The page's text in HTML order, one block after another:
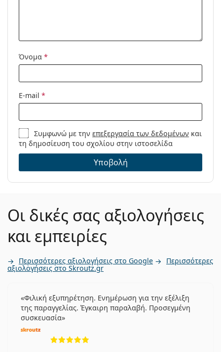
Όνομα *
E-mail *
Συμφωνώ με τηνεπεξεργασία των δεδομένων και
τη δημοσίευση του σχολίου στην ιστοσελίδα
Υποβολή
Οι δικές σας αξιολογήσεις
και εμπειρίες
Περισσότερες αξιολογήσεις στο Google Περισσότερες
αξιολογήσεις στο Skroutz.gr
Φιλική εξυπηρέτηση. Ενημέρωση για την εξέλιξη
της παραγγελίας. Έγκαιρη παραλαβή. Προσεγμένη
συσκευασία